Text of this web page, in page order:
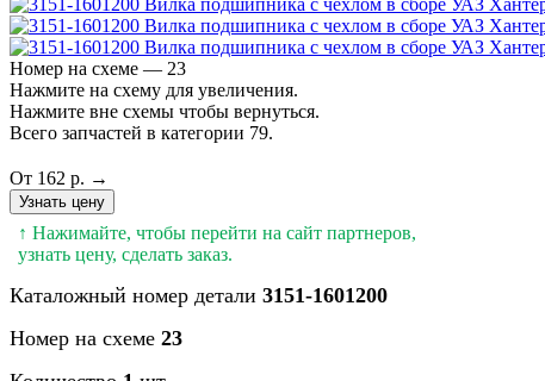
Номер на схеме — 23
Нажмите на схему для увеличения.
Нажмите вне схемы чтобы вернуться.
Всего запчастей в категории 79.
От 162 р. →
Узнать цену
↑ Нажимайте, чтобы перейти на сайт партнеров,
узнать цену, сделать заказ.
Каталожный номер детали 3151-1601200
Номер на схеме 23